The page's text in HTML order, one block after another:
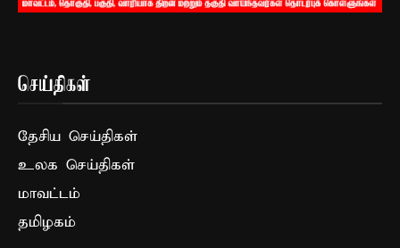
செய்திகள்
தேசிய செய்திகள்
உலக செய்திகள்
மாவட்டம்
தமிழகம்